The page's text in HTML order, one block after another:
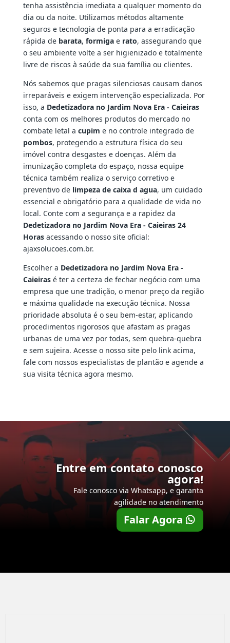
tenha assistência imediata a qualquer momento do
dia ou da noite. Utilizamos métodos altamente
seguros e tecnologia de ponta para a erradicação
rápida de barata, formigae rato, assegurando que
o seu ambiente volte a ser higienizado e totalmente
livre de riscos à saúde da sua família ou clientes.
Nós sabemos que pragas silenciosas causam danos
irreparáveis e exigem intervenção especializada. Por
isso, a Dedetizadora no Jardim Nova Era - Caieiras
conta com os melhores produtos do mercado no
combate letal a cupim e no controle integrado de
pombos, protegendo a estrutura física do seu
imóvel contra desgastes e doenças. Além da
imunização completa do espaço, nossa equipe
técnica também realiza o serviço corretivo e
preventivo de limpeza de caixa d agua, um cuidado
essencial e obrigatório para a qualidade de vida no
local. Conte com a segurança e a rapidez da
Dedetizadora no Jardim Nova Era - Caieiras 24
Horasacessando o nosso site oficial:
ajaxsolucoes.com.br.
Escolher a Dedetizadora no Jardim Nova Era -
Caieirasé ter a certeza de fechar negócio com uma
empresa que une tradição, o menor preço da região
e máxima qualidade na execução técnica. Nossa
prioridade absoluta é o seu bem-estar, aplicando
procedimentos rigorosos que afastam as pragas
urbanas de uma vez por todas, sem quebra-quebra
e sem sujeira. Acesse o nosso site pelo link acima,
fale com nossos especialistas de plantão e agende a
sua visita técnica agora mesmo.
Entre em contato conosco
agora!
Fale conosco via Whatsapp, e garanta
agilidade no atendimento
Falar Agora